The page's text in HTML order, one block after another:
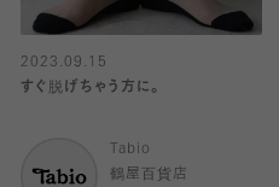
2023.09.15
すぐ脱げちゃう方に。
Tabio
鶴屋百貨店